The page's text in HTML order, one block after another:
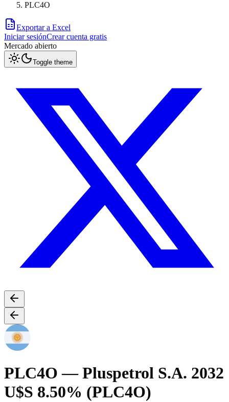
PLC4O
Exportar a Excel
Iniciar sesiónCrear cuenta gratis
Mercado abierto
Toggle theme
PLC4O — Pluspetrol S.A. 2032
U$S 8.50% (PLC4O)